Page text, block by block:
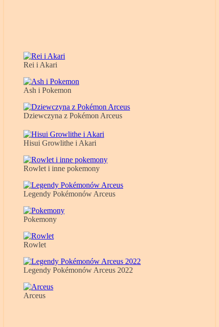
Rei i Akari
Ash i Pokemon
Dziewczyna z Pokémon Arceus
Hisui Growlithe i Akari
Rowlet i inne pokemony
Legendy Pokémonów Arceus
Pokemony
Rowlet
Legendy Pokémonów Arceus 2022
Arceus